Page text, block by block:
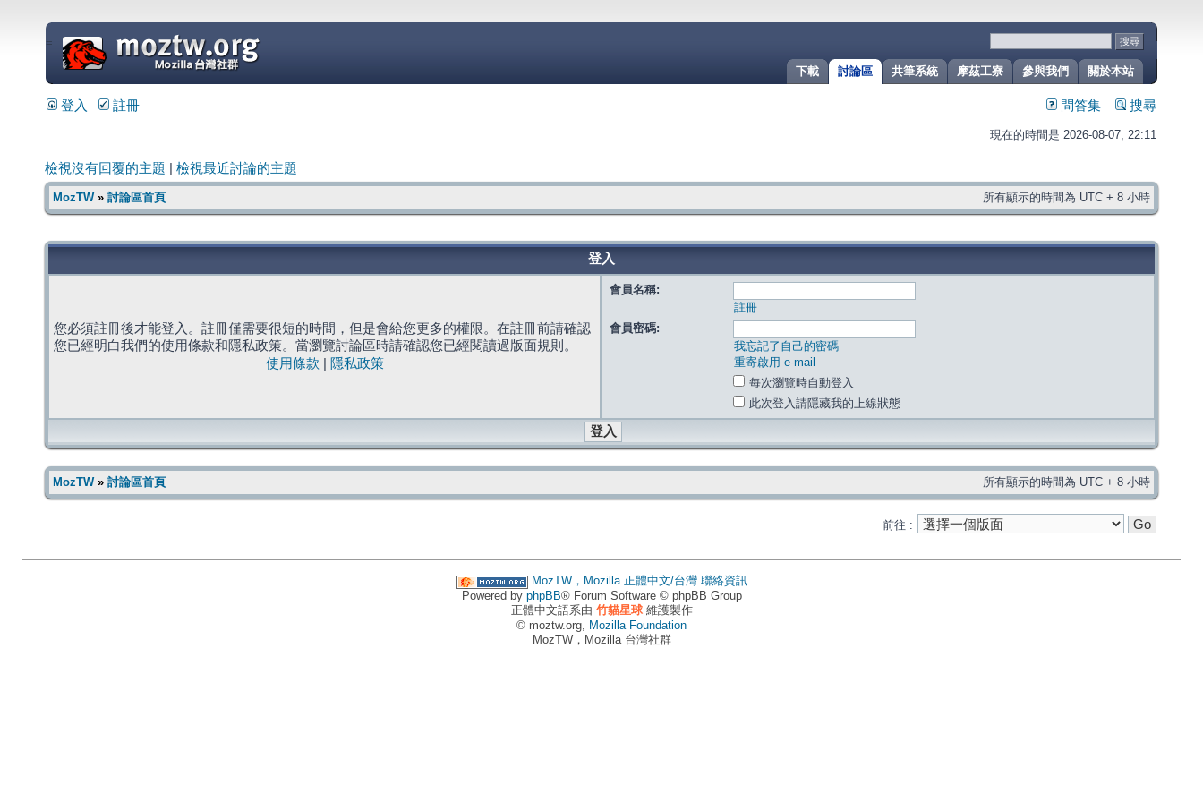
關於本站
參與我們
摩茲工寮
共筆系統
討論區
下載
=
登入 註冊 問答集 搜尋
現在的時間是 2026-08-07, 22:11
檢視沒有回覆的主題 檢視最近討論的主題
MozTW» 討論區首頁 所有顯示的時間為 UTC + 8 小時
登入
您必須註冊後才能登入。註冊僅需要很短的時間，但是會給您更多的權限。在註冊前請確認
您已經明白我們的使用條款和隱私政策。當瀏覽討論區時請確認您已經閱讀過版面規則。
使用條款
隱私政策
會員名稱:
註冊
會員密碼:
我忘記了自己的密碼
重寄啟用 e-mail
每次瀏覽時自動登入
此次登入請隱藏我的上線狀態
MozTW» 討論區首頁 所有顯示的時間為 UTC + 8 小時
前往 :
MozTW，Mozilla 正體中文/台灣 聯絡資訊
Powered by phpBB® Forum Software © phpBB Group
正體中文語系由 竹貓星球維護製作
© moztw.org, Mozilla Foundation
MozTW，Mozilla 台灣社群